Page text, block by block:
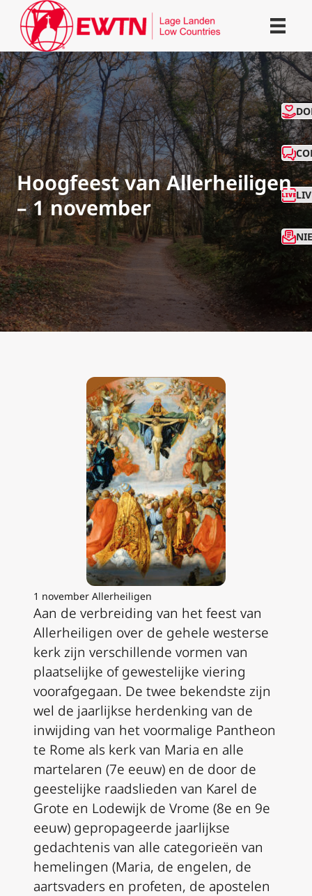
Hoogfeest van Allerheiligen
– 1 november
1 november Allerheiligen
Aan de verbreiding van het feest van
Allerheiligen over de gehele westerse
kerk zijn verschillende vormen van
plaatselijke of gewestelijke viering
voorafgegaan. De twee bekendste zijn
wel de jaarlijkse herdenking van de
inwijding van het voormalige Pantheon
te Rome als kerk van Maria en alle
martelaren (7e eeuw) en de door de
geestelijke raadslieden van Karel de
Grote en Lodewijk de Vrome (8e en 9e
eeuw) gepropageerde jaarlijkse
gedachtenis van alle categorieën van
hemelingen (Maria, de engelen, de
aartsvaders en profeten, de apostelen